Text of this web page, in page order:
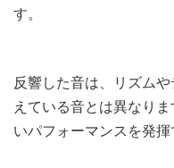
す。
反響した音は、リズム
えている音とは異なり
いパフォーマンスを発揮